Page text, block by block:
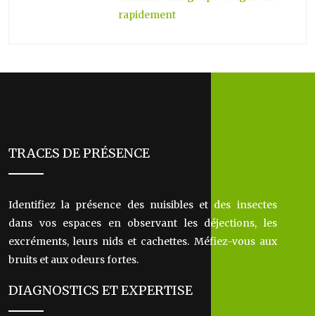
rapidement
TRACES DE PRÉSENCE
Identifiez la présence des nuisibles et des insectes
dans vos espaces en observant les déjections, les
excréments, leurs nids et cachettes. Méfiez-vous aux
bruits et aux odeurs fortes.
DIAGNOSTICS ET EXPERTISE